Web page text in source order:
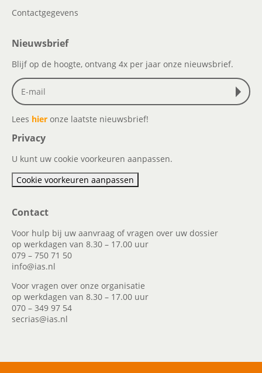
Contactgegevens
Nieuwsbrief
Blijf op de hoogte, ontvang 4x per jaar onze nieuwsbrief.
Lees hier onze laatste nieuwsbrief!
Privacy
U kunt uw cookie voorkeuren aanpassen.
Cookie voorkeuren aanpassen
Contact
Voor hulp bij uw aanvraag of vragen over uw dossier
op werkdagen van 8.30 – 17.00 uur
079 – 750 71 50
info@ias.nl
Voor vragen over onze organisatie
op werkdagen van 8.30 – 17.00 uur
070 – 349 97 54
secrias@ias.nl